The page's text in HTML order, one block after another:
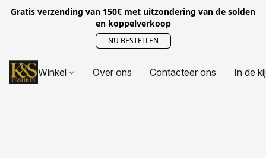
Gratis verzending van 150€ met uitzondering van de solden
en koppelverkoop
NU BESTELLEN
Winkel Over ons Contacteer ons In de